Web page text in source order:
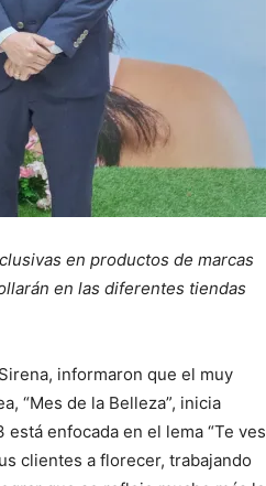
en productos de marcas
en las diferentes tiendas
informaron que el muy
“Mes de la Belleza”, inicia
enfocada en el lema “Te ves
clientes a florecer, trabajando